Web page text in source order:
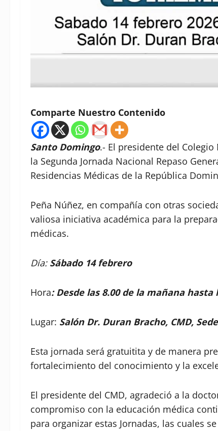
Comparte Nuestro Contenido
Santo Domingo.- El presidente del
la Segunda Jornada Nacional Repaso
Residencias Médicas de la República
Peña Núñez, en compañía con otras
valiosa iniciativa académica para la
médicas.
Día: Sábado 14 febrero
Hora: Desde las 8.00 de la mañana hasta
Lugar: Salón Dr. Duran Bracho, CMD,
Esta jornada será gratuitita y de manera
fortalecimiento del conocimiento y la
El presidente del CMD, agradeció a la
compromiso con la educación médica
para organizar estas Jornadas, las cuales